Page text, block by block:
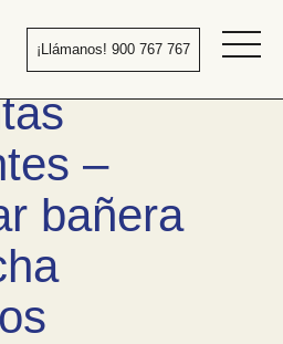
¡Llámanos! 900 767 767
–
bañera